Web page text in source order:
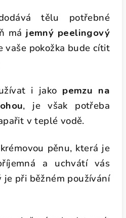
tělu potřebné
májemný peelingový
vaše pokožka bude cítit
i jako pemzu na
, je však potřeba
v teplé vodě.
pěnu, která je
a uchvátí vás
při běžném používání